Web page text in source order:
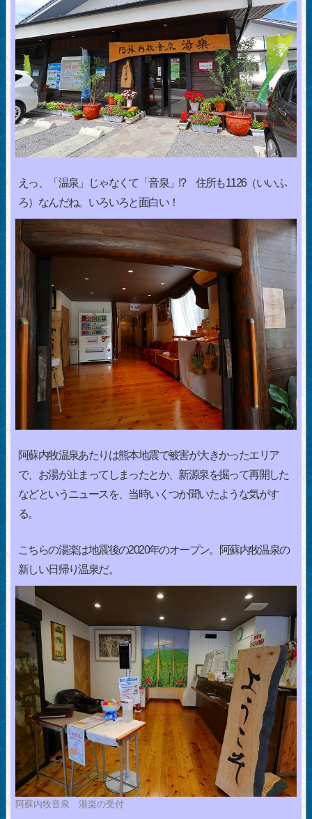
えっ、「温泉」じゃなくて「音泉」!? 住所も1126（いいふ
ろ）なんだね。いろいろと面白い！
阿蘇内牧温泉あたりは熊本地震で被害が大きかったエリア
で、お湯が止まってしまったとか、新源泉を掘って再開した
などというニュースを、当時いくつか聞いたような気がす
る。
こちらの湯楽は地震後の2020年のオープン。阿蘇内牧温泉の
新しい日帰り温泉だ。
阿蘇内牧音泉 湯楽の受付